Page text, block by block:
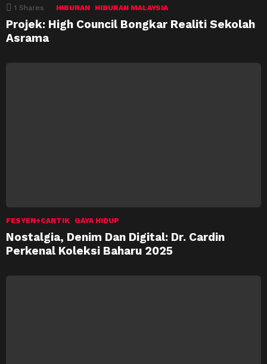
1 Shares HIBURAN HIBURAN MALAYSIA
Projek: High Council Bongkar Realiti Sekolah
Asrama
FESYEN+CANTIK GAYA HIDUP
Nostalgia, Denim Dan Digital: Dr. Cardin
Perkenal Koleksi Baharu 2025